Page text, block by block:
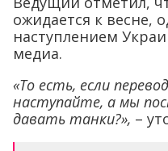
ожидается к весне,
наступлением
медиа.
«То есть, если
наступайте, а мы
давать танки?», –